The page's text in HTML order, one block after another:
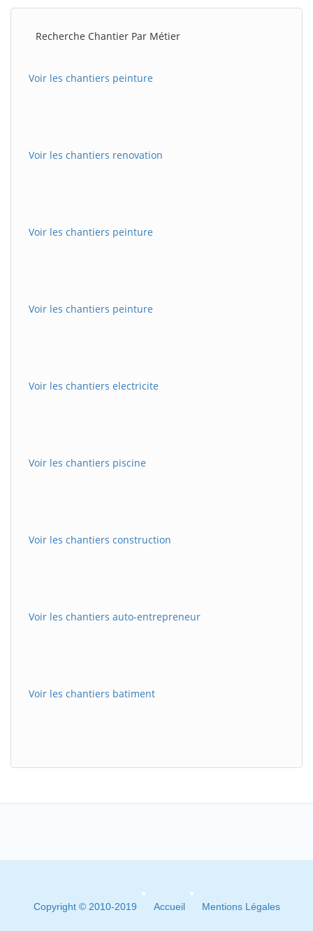
Recherche Chantier Par Métier
Voir les chantiers peinture
Voir les chantiers renovation
Voir les chantiers peinture
Voir les chantiers peinture
Voir les chantiers electricite
Voir les chantiers piscine
Voir les chantiers construction
Voir les chantiers auto-entrepreneur
Voir les chantiers batiment
Copyright © 2010-2019 Accueil Mentions Légales